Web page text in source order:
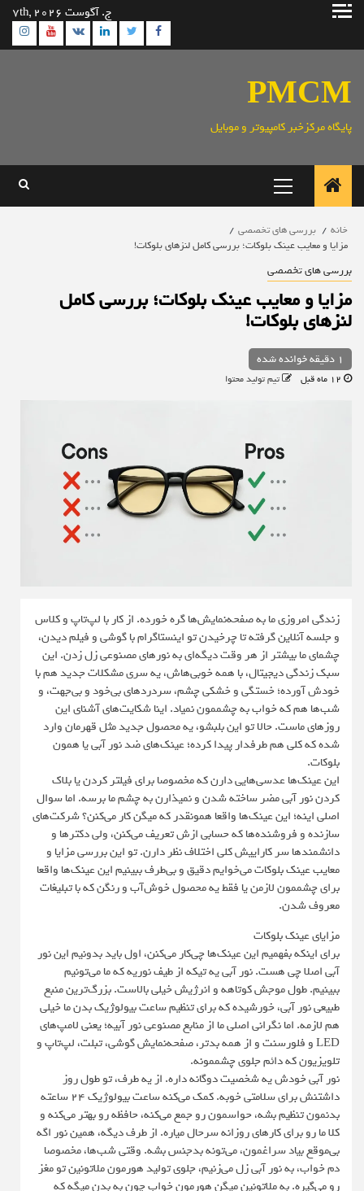
پرش
ج. آگوست 7th, 2026
Facebook
Twitter
Linkedin
VK
PMCM
پایگاه مرکزخبر کامپیوتر و موبایل
اصلی
خانه
بررسی های تخصصی
مزایا و معایب عینک بلوکات؛ بررسی کامل لنزهای بلوکات!
بررسی های تخصصی
مزایا و معایب عینک بلوکات؛ بررسی کامل
لنزهای بلوکات!
1 دقیقه خوانده شده
تیم تولید محتوا
زندگی امروزی ما به صفحه‌نمایش‌ها گره خورده. از کار با لپ‌تاپ و کلاس
و جلسه آنلاین گرفته تا چرخیدن تو اینستاگرام با گوشی و فیلم دیدن،
چشمای ما بیشتر از هر وقت دیگه‌ای به نورهای مصنوعی زل زدن. این
سبک زندگی دیجیتال، با همه خوبی‌هاش، یه سری مشکلات جدید هم با
خودش آورده؛ خستگی و خشکی چشم، سردردهای بی‌خود و بی‌جهت، و
شب‌ها هم که خواب به چشممون نمیاد. اینا شکایت‌های آشنای این
روزهای ماست. حالا تو این بلبشو، یه محصول جدید مثل قهرمان وارد
شده که کلی هم طرفدار پیدا کرده؛ عینک‌های ضد نور آبی یا همون
بلوکات.
این عینک‌ها عدسی‌هایی دارن که مخصوصا برای فیلتر کردن یا بلاک
کردن نور آبی مضر ساخته شدن و نمیذارن به چشم ما برسه. اما سوال
اصلی اینه؛ این عینک‌ها واقعا همونقدر که میگن کار می‌کنن؟ شرکت‌های
سازنده و فروشنده‌ها که حسابی ازش تعریف می‌کنن، ولی دکترها و
دانشمندها سر کاراییش کلی اختلاف نظر دارن. تو این بررسی مزایا و
معایب عینک بلوکات می‌خوایم دقیق و بی‌طرف ببینیم این عینک‌ها واقعا
برای چشممون لازمن یا فقط یه محصول خوش‌آب و رنگن که با تبلیغات
معروف شدن.
مزایای عینک بلوکات
برای اینکه بفهمیم این عینک‌ها چی‌کار می‌کنن، اول باید بدونیم این نور
آبی اصلا چی هست. نور آبی یه تیکه از طیف نوریه که ما می‌تونیم
ببینیم. طول موجش کوتاهه و انرژیش خیلی بالاست. بزرگ‌ترین منبع
طبیعی نور آبی، خورشیده که برای تنظیم ساعت بیولوژیک بدن ما خیلی
هم لازمه. اما نگرانی اصلی ما از منابع مصنوعی نور آبیه؛ یعنی لامپ‌های
LED و فلورسنت و از همه بدتر، صفحه‌نمایش گوشی، تبلت، لپ‌تاپ و
تلویزیون که دائم جلوی چشممونه.
نور آبی خودش یه شخصیت دوگانه داره. از یه طرف، تو طول روز
داشتنش برای سلامتی خوبه. کمک می‌کنه ساعت بیولوژیک ۲۴ ساعته
بدنمون تنظیم بشه، حواسمون رو جمع می‌کنه، حافظه رو بهتر می‌کنه و
کلا ما رو برای کارهای روزانه سرحال میاره. از طرف دیگه، همین نور اگه
بی‌موقع بیاد سراغمون، می‌تونه بدجنس بشه. وقتی شب‌ها، مخصوصا
دم خواب، به نور آبی زل می‌زنیم، جلوی تولید هورمون ملاتونین تو مغز
رو می‌گیره. به ملاتونین میگن هورمون خواب چون به بدن میگه که